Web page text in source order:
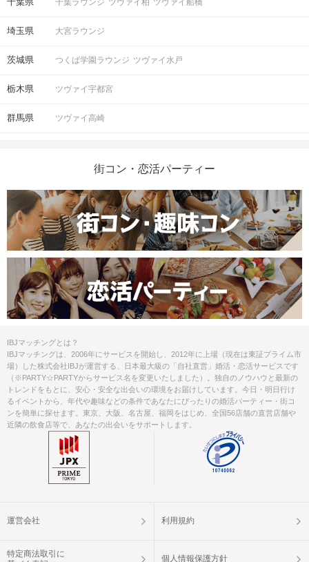
注意事項
埼玉県 大宮ラウンジ
茨城県 つくば学園ラウンジ ツヴァイ水戸
栃木県 ツヴァイ宇都宮
群馬県 ツヴァイ高崎
街コン・恋活パーティー
IBJマッチングとは？
IBJマッチングは、2006年にサービスを開始し、2012年に上場（現在は東証プライム市
場）した株式会社IBJが運営する、日本最大級の「自社直営」婚活・恋活サービスです
（※PARTY☆PARTYからサービス名を変更いたしました）。独自のノウハウと最新の
トレンドをもとに、安心・安全な出会いの環境をお届けしています。今日・明日行け
るイベントから、年代や趣味などの条件であなたにぴったりの婚活パーティー・街コ
ンを簡単に探せます。東京、大阪、名古屋、福岡をはじめ、全国56店舗の直営店舗や
近隣の飲食店等で、あなたの出会いをサポートします。
運営会社 利用規約
特定商法取引に
個人情報保護方針